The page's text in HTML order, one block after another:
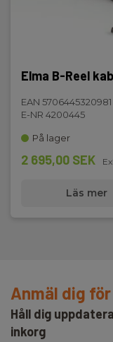
Elma B-Reel
EAN 5706445320981
E-NR 4200445
På lager
2 695,00 SEK
Läs mer
Anmäl dig
Håll dig
inkorg